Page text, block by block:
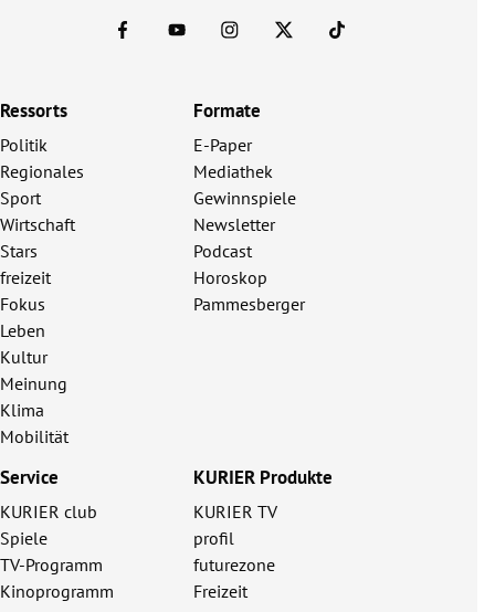
Ressorts
Politik
Regionales
Sport
Wirtschaft
Stars
freizeit
Fokus
Leben
Kultur
Meinung
Klima
Mobilität
Formate
E-Paper
Mediathek
Gewinnspiele
Newsletter
Podcast
Horoskop
Pammesberger
Service
KURIER club
Spiele
TV-Programm
Kinoprogramm
KURIER Produkte
KURIER TV
profil
futurezone
Freizeit